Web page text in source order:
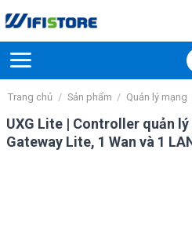
to
Trang chủ / Sản phẩm / Quản lý mạng
UXG Lite | Controller quản
Gateway Lite, 1 Wan và 1